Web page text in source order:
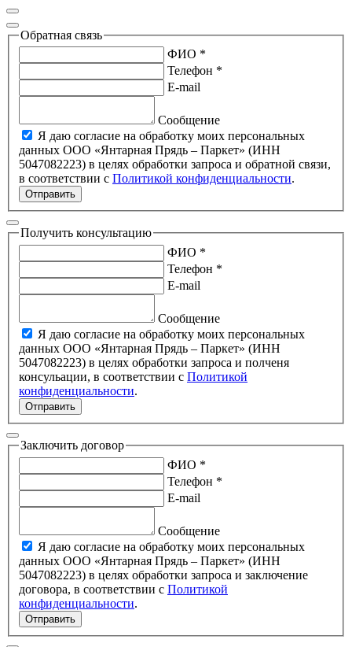
Обратная связь
ФИО *
Телефон *
E-mail
Сообщение
Я даю согласие на обработку моих персональных
данных ООО «Янтарная Прядь – Паркет» (ИНН
5047082223) в целях обработки запроса и обратной связи,
в соответствии с Политикой конфиденциальности.
Отправить
Получить консультацию
ФИО *
Телефон *
E-mail
Сообщение
Я даю согласие на обработку моих персональных
данных ООО «Янтарная Прядь – Паркет» (ИНН
5047082223) в целях обработки запроса и полченя
консульации, в соответствии с Политикой
конфиденциальности.
Отправить
Заключить договор
ФИО *
Телефон *
E-mail
Сообщение
Я даю согласие на обработку моих персональных
данных ООО «Янтарная Прядь – Паркет» (ИНН
5047082223) в целях обработки запроса и заключение
договора, в соответствии с Политикой
конфиденциальности.
Отправить